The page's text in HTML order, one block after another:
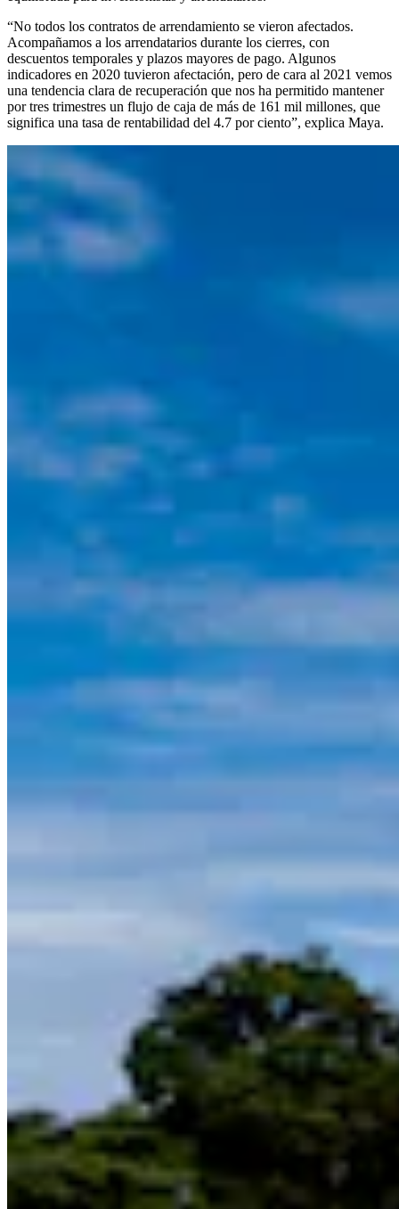
“No todos los contratos de arrendamiento se vieron afectados.
Acompañamos a los arrendatarios durante los cierres, con
descuentos temporales y plazos mayores de pago. Algunos
indicadores en 2020 tuvieron afectación, pero de cara al 2021 vemos
una tendencia clara de recuperación que nos ha permitido mantener
por tres trimestres un flujo de caja de más de 161 mil millones, que
significa una tasa de rentabilidad del 4.7 por ciento”, explica Maya.